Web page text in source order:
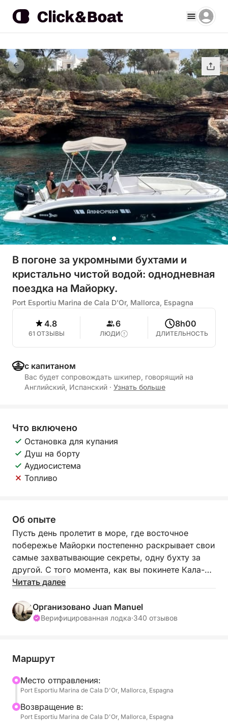
В погоне за укромными бухтами и
кристально чистой водой: однодневная
поездка на Майорку.
Port Esportiu Marina de Cala D'Or, Mallorca, Espagna
4.8
61 ОТЗЫВЫ
6
ЛЮДИ
8h00
ДЛИТЕЛЬНОСТЬ
с капитаном
Вас будет сопровождать шкипер, говорящий на
Английский, Испанский · Узнать больше
Что включено
Остановка для купания
Душ на борту
Аудиосистема
Топливо
Об опыте
Пусть день пролетит в море, где восточное
побережье Майорки постепенно раскрывает свои
самые захватывающие секреты, одну бухту за
другой. С того момента, как вы покинете Кала-
д'Ор, ритм меняется — солнце на вашей коже,
просторы впереди.
путешествие строится вокруг того, что вы хотите
шкипером (или самостоятельно, если у вас есть
лицензия) вы спланируете индивидуальный
маршрут, исследуя самые уединенные пляжи
острова, живописные скалы и скрытые места для
Читать далее
Организовано Juan Manuel
Верифицированная лодка·340 отзывов
Маршрут
Mесто отправления:
Port Esportiu Marina de Cala D'Or, Mallorca, Espagna
Bозвращение в:
Port Esportiu Marina de Cala D'Or, Mallorca, Espagna